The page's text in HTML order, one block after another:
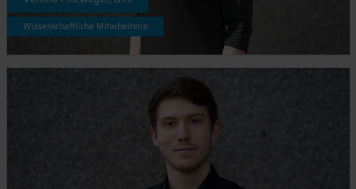
Wissenschaftliche Mitarbeiterin